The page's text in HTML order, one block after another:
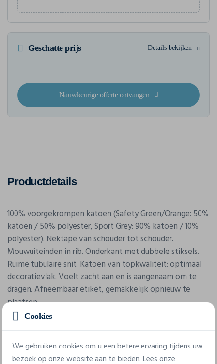
Geschatte prijs Details bekijken
Nauwkeurige offerte ontvangen
Productdetails
100% voorgekrompen katoen (Safety Green/Orange: 50%
katoen / 50% polyester, Sport Grey: 90% katoen / 10%
polyester). Nektape van schouder tot schouder.
Mouwuiteinden in rib. Onderkant met dubbele stiksels.
Ruime tubulaire snit. Katoen van topkwaliteit: optimaal
decoratievlak. Voelt zacht aan en is aangenaam om te
dragen. Afneembaar etiket, gemakkelijk opnieuw te
plaatsen.
Cookies
We gebruiken cookies om u een betere ervaring tijdens uw
bezoek op onze website aan te bieden. Lees onze